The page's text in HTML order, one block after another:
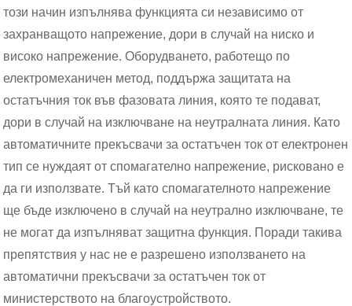
този начин изпълнява функцията си независимо от
захранващото напрежение, дори в случай на ниско и
високо напрежение. Оборудването, работещо по
електромеханичен метод, поддържа защитата на
остатъчния ток във фазовата линия, която те подават,
дори в случай на изключване на неутралната линия. Като
автоматичните прекъсвачи за остатъчен ток от електронен
тип се нуждаят от спомагателно напрежение, рисковано е
да ги използвате. Тъй като спомагателното напрежение
ще бъде изключено в случай на неутрално изключване, те
не могат да изпълняват защитна функция. Поради такива
препятствия у нас не е разрешено използването на
автоматични прекъсвачи за остатъчен ток от
министерството на благоустройството.